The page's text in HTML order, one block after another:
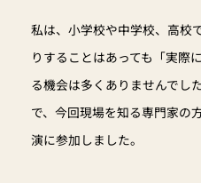
私は、小学校や中学校、高校
りすることはあっても「実際
る機会は多くありませんでし
で、今回現場を知る専門家の
演に参加しました。